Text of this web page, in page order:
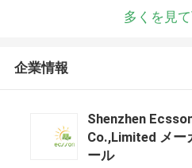
多くを見
企業情報
Shenzhen
Co.,Limited メー
ール